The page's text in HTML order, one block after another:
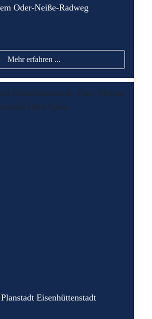
Oder-Neiße-Radweg
Mehr erfahren ...
Eisenhüttenstadt